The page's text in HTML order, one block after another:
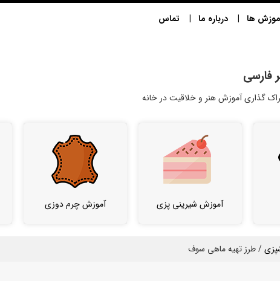
ها درباره ما تماس
فارسی
گذاری آموزش هنر و خلاقیت در خانه
آموزش شیرینی پزی آموزش چرم دوزی
/ طرز تهیه ماهی سوف